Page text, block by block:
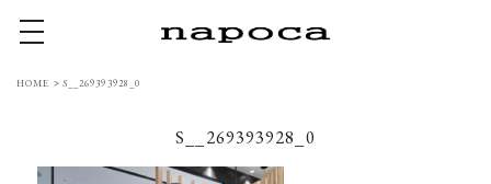
toggle navigation
HOME >S__269393928_0
S__269393928_0